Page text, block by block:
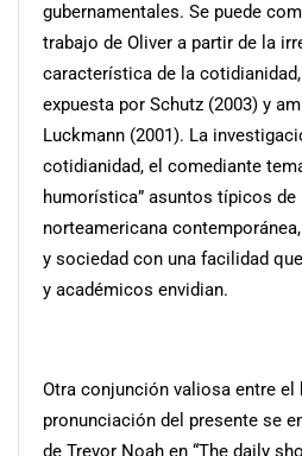
gubernamentales. Se puede
trabajo de Oliver a partir de la
característica de la
expuesta por Schutz (2003) y
Luckmann (2001). La
cotidianidad, el comediante
humorística” asuntos típicos de
norteamericana
y sociedad con una facilidad
y académicos envidian.
Otra conjunción valiosa entre el
pronunciación del presente se